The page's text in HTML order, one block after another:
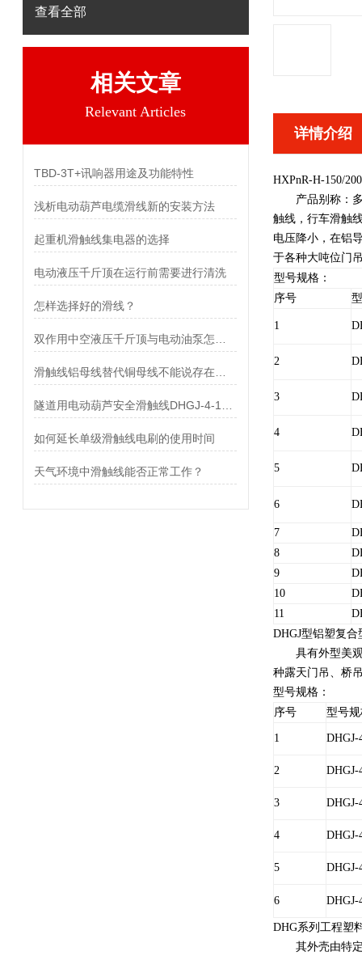
查看全部
相关文章
Relevant Articles
TBD-3T+讯响器用途及功能特性
浅析电动葫芦电缆滑线新的安装方法
起重机滑触线集电器的选择
电动液压千斤顶在运行前需要进行清洗
怎样选择好的滑线？
如何延长单级滑触线电刷的使用时间
天气环境中滑触线能否正常工作？
详情介绍
HXPnR-H-150/
产品别称：多
触线，行车滑触
电压降小，在铝
于各种大吨位门
型号规格：
序号
1
2
3
4
5
6
7
8
9
10
11
DHGJ型铝塑复
具有外型美观
种露天门吊、桥
型号规格：
序号
型号规
1 DHGJ-
2 DHGJ-
3 DHGJ-
4 DHGJ-
5 DHGJ-
6 DHGJ-
DHG系列工程塑
其外壳由特定